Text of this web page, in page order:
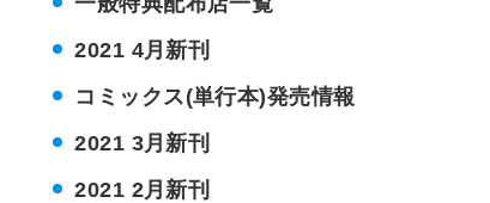
2021 4月新刊
コミックス(単行本)発売情報
2021 3月新刊
2021 2月新刊